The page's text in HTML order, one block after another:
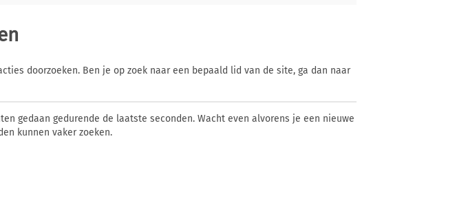
doorzoeken. Ben je op zoek naar een bepaald lid van de site, ga dan naar
gedaan gedurende de laatste seconden. Wacht even alvorens je een nieuwe
kunnen vaker zoeken.